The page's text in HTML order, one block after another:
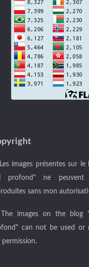
images présentes sur le
profond" ne peuvent
sans mon
images on the blog
can not be used or
permission.